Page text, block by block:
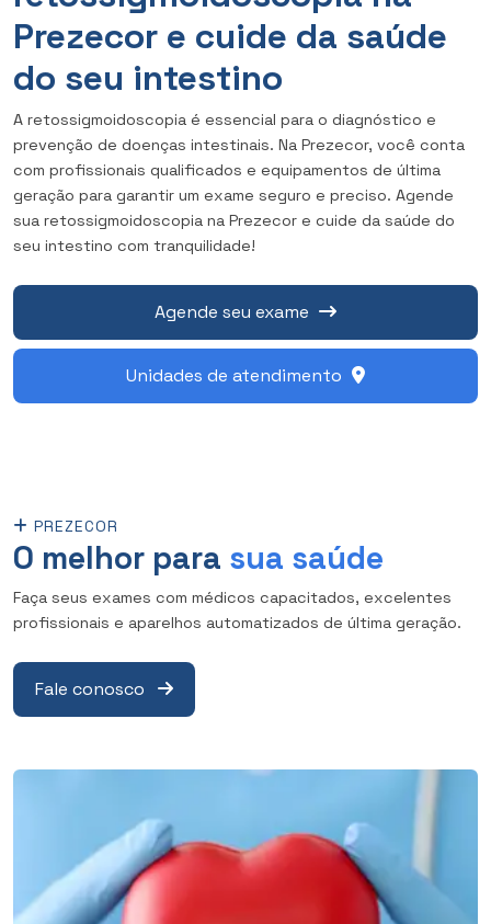
Prezecor e cuide da saúde
do seu intestino
A retossigmoidoscopia é essencial para o diagnóstico e
prevenção de doenças intestinais. Na Prezecor, você conta
com profissionais qualificados e equipamentos de última
geração para garantir um exame seguro e preciso. Agende
sua retossigmoidoscopia na Prezecor e cuide da saúde do
seu intestino com tranquilidade!
Agende seu exame
Unidades de atendimento
PREZECOR
O melhor para sua saúde
Faça seus exames com médicos capacitados, excelentes
profissionais e aparelhos automatizados de última geração.
Fale conosco